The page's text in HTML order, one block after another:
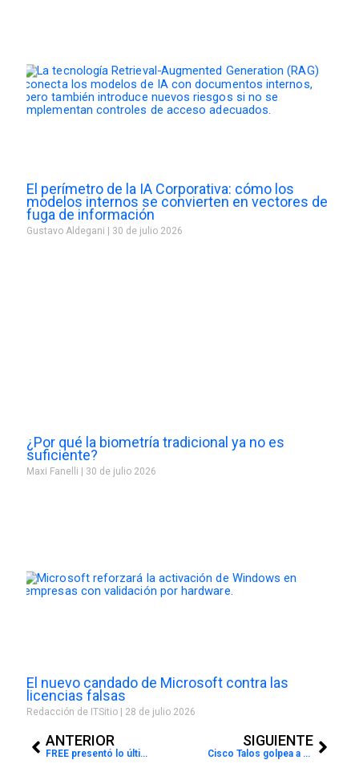
El perímetro de la IA Corporativa: cómo los
modelos internos se convierten en vectores de
fuga de información
Gustavo Aldegani 30 de julio 2026
¿Por qué la biometría tradicional ya no es
suficiente?
Maxi Fanelli 30 de julio 2026
El nuevo candado de Microsoft contra las
licencias falsas
Redacción de ITSitio 28 de julio 2026
ANTERIOR
FREE presentó lo último en cartelería digital de Samsung
SIGUIENTE
Cisco Talos golpea a Angler Exploit Kit